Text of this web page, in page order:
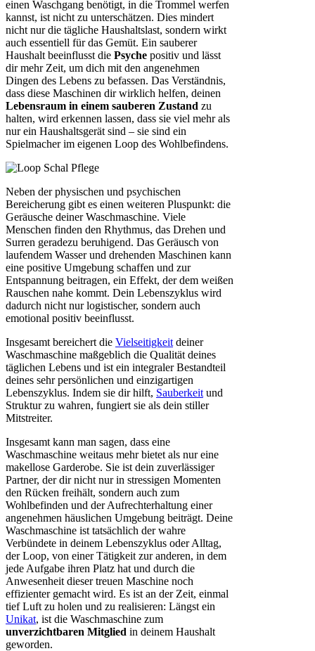
einen Waschgang benötigt, in die Trommel werfen
kannst, ist nicht zu unterschätzen. Dies mindert
nicht nur die tägliche Haushaltslast, sondern wirkt
auch essentiell für das Gemüt. Ein sauberer
Haushalt beeinflusst die Psyche positiv und lässt
dir mehr Zeit, um dich mit den angenehmen
Dingen des Lebens zu befassen. Das Verständnis,
dass diese Maschinen dir wirklich helfen, deinen
Lebensraum in einem sauberen Zustand zu
halten, wird erkennen lassen, dass sie viel mehr als
nur ein Haushaltsgerät sind – sie sind ein
Spielmacher im eigenen Loop des Wohlbefindens.
Neben der physischen und psychischen
Bereicherung gibt es einen weiteren Pluspunkt: die
Geräusche deiner Waschmaschine. Viele
Menschen finden den Rhythmus, das Drehen und
Surren geradezu beruhigend. Das Geräusch von
laufendem Wasser und drehenden Maschinen kann
eine positive Umgebung schaffen und zur
Entspannung beitragen, ein Effekt, der dem weißen
Rauschen nahe kommt. Dein Lebenszyklus wird
dadurch nicht nur logistischer, sondern auch
emotional positiv beeinflusst.
Insgesamt bereichert die Vielseitigkeit deiner
Waschmaschine maßgeblich die Qualität deines
täglichen Lebens und ist ein integraler Bestandteil
deines sehr persönlichen und einzigartigen
Lebenszyklus. Indem sie dir hilft, Sauberkeit und
Struktur zu wahren, fungiert sie als dein stiller
Mitstreiter.
Insgesamt kann man sagen, dass eine
Waschmaschine weitaus mehr bietet als nur eine
makellose Garderobe. Sie ist dein zuverlässiger
Partner, der dir nicht nur in stressigen Momenten
den Rücken freihält, sondern auch zum
Wohlbefinden und der Aufrechterhaltung einer
angenehmen häuslichen Umgebung beiträgt. Deine
Waschmaschine ist tatsächlich der wahre
Verbündete in deinem Lebenszyklus oder Alltag,
der Loop, von einer Tätigkeit zur anderen, in dem
jede Aufgabe ihren Platz hat und durch die
Anwesenheit dieser treuen Maschine noch
effizienter gemacht wird. Es ist an der Zeit, einmal
tief Luft zu holen und zu realisieren: Längst ein
Unikat, ist die Waschmaschine zum
unverzichtbaren Mitglied in deinem Haushalt
geworden.